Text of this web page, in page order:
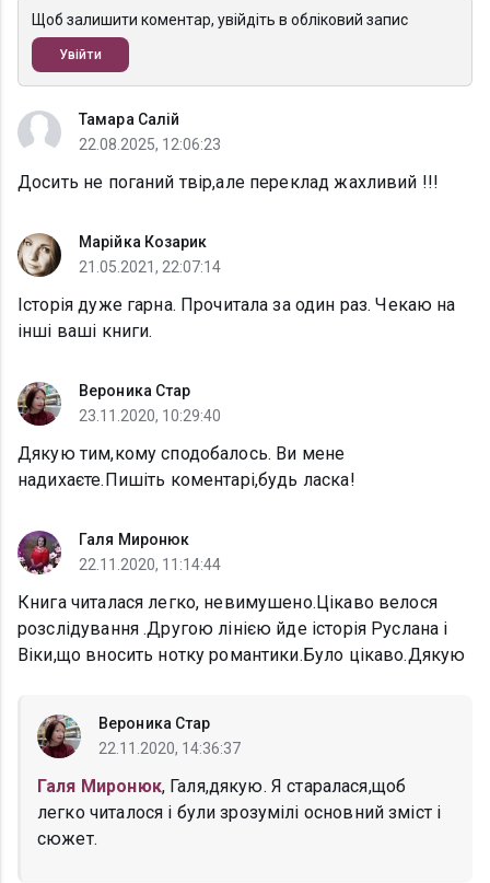
Щоб залишити коментар, увійдіть в обліковий запис
Увійти
Тамара Салій
22.08.2025, 12:06:23
Досить не поганий твір,але переклад жахливий !!!
Марійка Козарик
21.05.2021, 22:07:14
Історія дуже гарна. Прочитала за один раз. Чекаю на
інші ваші книги.
Вероника Стар
23.11.2020, 10:29:40
Дякую тим,кому сподобалось. Ви мене
надихаєте.Пишіть коментарі,будь ласка!
Галя Миронюк
22.11.2020, 11:14:44
Книга читалася легко, невимушено.Цікаво велося
розслідування .Другою лінією йде історія Руслана і
Віки,що вносить нотку романтики.Було цікаво.Дякую
Вероника Стар
22.11.2020, 14:36:37
Галя Миронюк, Галя,дякую. Я старалася,щоб
легко читалося і були зрозумілі основний зміст і
сюжет.